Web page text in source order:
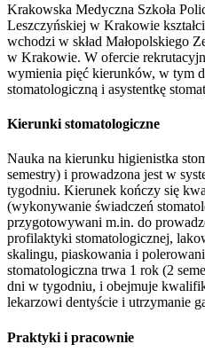
Krakowska Medyczna Szkoła
Leszczyńskiej w Krakowie
wchodzi w skład Małopolskiego
w Krakowie. W ofercie
wymienia pięć kierunków, w tym
stomatologiczną i asystentkę
Kierunki stomatologiczne
Nauka na kierunku higienistka
semestry) i prowadzona jest w
tygodniu. Kierunek kończy się
(wykonywanie świadczeń
przygotowywani m.in. do
profilaktyki stomatologicznej,
skalingu, piaskowania i
stomatologiczna trwa 1 rok (2
dni w tygodniu, i obejmuje
lekarzowi dentyście i utrzymanie
Praktyki i pracownie